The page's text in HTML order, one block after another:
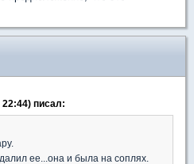
писал:
ее...она и была на соплях.